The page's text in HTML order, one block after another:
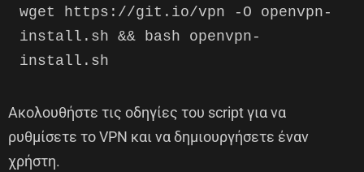
wget https://git.io/vpn -O openvpn-
install.sh && bash openvpn-
Ακολουθήστε τις οδηγίες του script για να
ρυθμίσετε το VPN και να δημιουργήσετε έναν
χρήστη.